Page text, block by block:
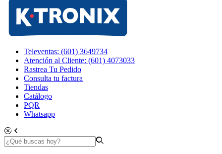
Televentas: (601) 3649734
Atención al Cliente: (601) 4073033
Rastrea Tu Pedido
Consulta tu factura
Tiendas
Catálogo
PQR
Whatsapp